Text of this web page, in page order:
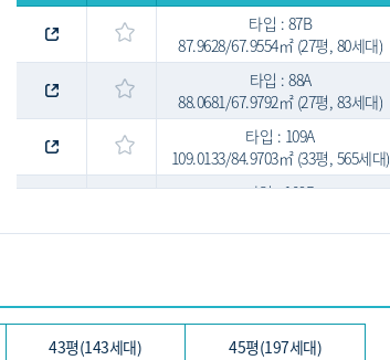
타입 : 87B
87.9628/67.9554㎡ (27평, 80세대)
타입 : 88A
88.0681/67.9792㎡ (27평, 83세대)
타입 : 109A
109.0133/84.9703㎡ (33평, 565세대)
타입 : 109B
타입 : 148
148.2627/116.7557㎡ (45평, 197세대)
43평(143세대) 45평(197세대)